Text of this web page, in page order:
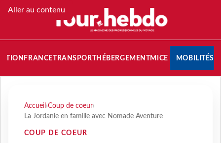
Aller au contenu
FRANCETRANSPORT HÉBERGEMENTMICE MOBILITÉS
Accueil ›Coup de coeur›
La Jordanie en famille avec Nomade Aventure
COUP DE COEUR